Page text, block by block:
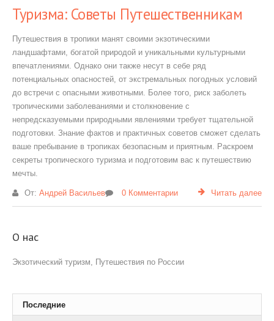
Туризма: Советы Путешественникам
Путешествия в тропики манят своими экзотическими
ландшафтами, богатой природой и уникальными культурными
впечатлениями. Однако они также несут в себе ряд
потенциальных опасностей, от экстремальных погодных условий
до встречи с опасными животными. Более того, риск заболеть
тропическими заболеваниями и столкновение с
непредсказуемыми природными явлениями требует тщательной
подготовки. Знание фактов и практичных советов сможет сделать
ваше пребывание в тропиках безопасным и приятным. Раскроем
секреты тропического туризма и подготовим вас к путешествию
мечты.
От: Андрей Васильев 0 Комментарии Читать далее
О нас
Экзотический туризм, Путешествия по России
Последние